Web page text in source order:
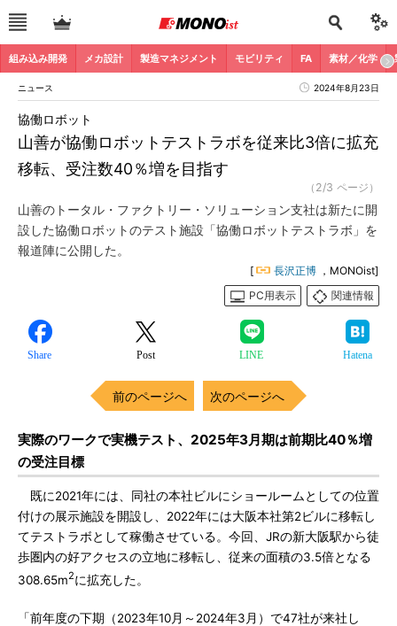
組み込み開発 メカ設計 製造マネジメント モビリティ FA 素材／化学
ニュース 2024年8月23日
山善が協働ロボットテストラボを従来比3倍に拡充
移転、受注数40％増を目指す
協働ロボット
（2/3 ページ）
山善のトータル・ファクトリー・ソリューション支社は新たに開
設した協働ロボットのテスト施設「協働ロボットテストラボ」を
報道陣に公開した。
[ 長沢正博 ，MONOist]
PC用表示
関連情報
Share Post LINE Hatena
前のページへ 次のページへ
実際のワークで実機テスト、2025年3月期は前期比40％増
の受注目標
既に2021年には、同社の本社ビルにショールームとしての位置
付けの展示施設を開設し、2022年には大阪本社第2ビルに移転し
てテストラボとして稼働させている。今回、JRの新大阪駅から徒
歩圏内の好アクセスの立地に移転し、従来の面積の3.5倍となる
308.65m2に拡充した。
「前年度の下期（2023年10月～2024年3月）で47社が来社し